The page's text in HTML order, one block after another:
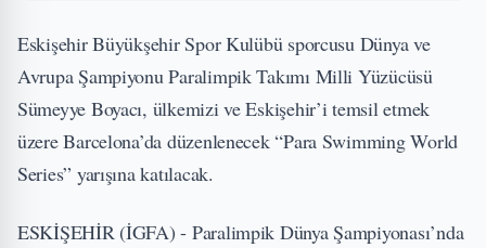
Eskişehir Büyükşehir Spor Kulübü sporcusu Dünya ve
Avrupa Şampiyonu Paralimpik Takımı Milli Yüzücüsü
Sümeyye Boyacı, ülkemizi ve Eskişehir’i temsil etmek
üzere Barcelona’da düzenlenecek “Para Swimming World
Series” yarışına katılacak.
ESKİŞEHİR (İGFA) - Paralimpik Dünya Şampiyonası’nda